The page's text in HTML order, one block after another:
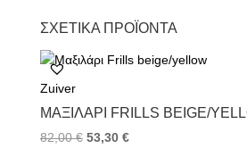
k
ΣΧΕΤΙΚΆ ΠΡΟΪΌΝΤΑ
Zuiver
ΜΑΞΙΛΆΡΙ FRILLS BEIGE/
82,00€ 53,30 €